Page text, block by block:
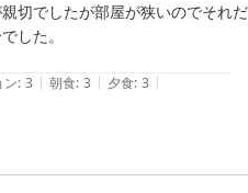
切でしたが部屋が狭いのでそれだ
した。
ン: 3 | 朝食: 3 | 夕食: 3 |